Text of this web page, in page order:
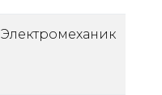
Электромеханик